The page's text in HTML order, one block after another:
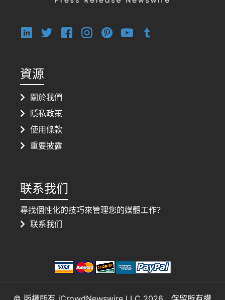
資源
關於我們
隱私政策
使用條款
重要披露
联系我们
尋找個性化的技巧來管理您的媒體工作？
联系我们